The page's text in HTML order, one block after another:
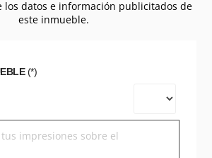
los datos e información publicitados de
este inmueble.
(*)